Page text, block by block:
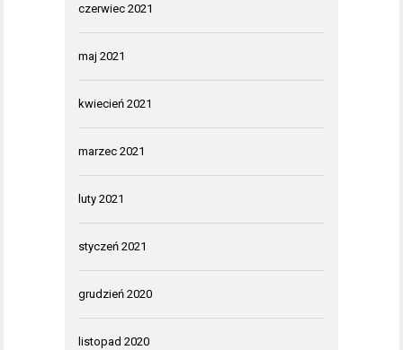
czerwiec 2021
maj 2021
kwiecień 2021
marzec 2021
luty 2021
styczeń 2021
grudzień 2020
listopad 2020